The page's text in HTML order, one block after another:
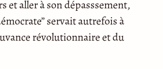
et aller à son dépasssement,
servait autrefois à
révolutionnaire et du